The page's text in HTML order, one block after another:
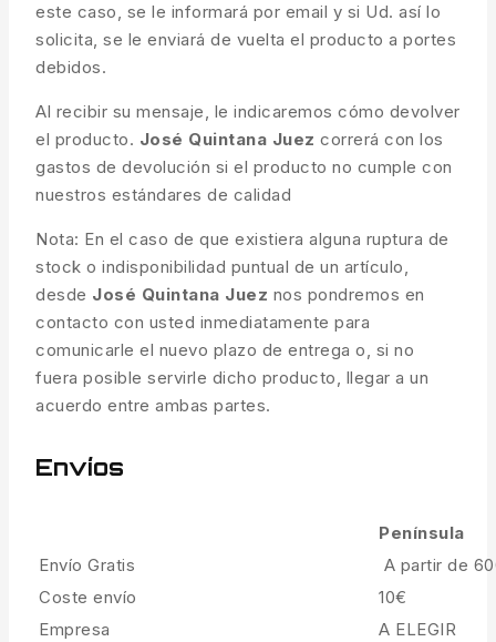
este caso, se le informará por email y si Ud. así lo
solicita, se le enviará de vuelta el producto a portes
debidos.
Al recibir su mensaje, le indicaremos cómo devolver
el producto. José Quintana Juez correrá con los
gastos de devolución si el producto no cumple con
nuestros estándares de calidad
Nota: En el caso de que existiera alguna ruptura de
stock o indisponibilidad puntual de un artículo,
desde José Quintana Juez nos pondremos en
contacto con usted inmediatamente para
comunicarle el nuevo plazo de entrega o, si no
fuera posible servirle dicho producto, llegar a un
acuerdo entre ambas partes.
Envíos
Península
Envío Gratis
A partir de
Coste envío
10€
Empresa
A ELEGIR